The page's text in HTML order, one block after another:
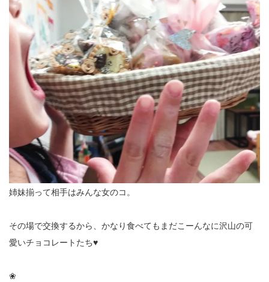
姉妹揃って相手はみんな女のコ。
その場で交換するから、かなり食べてもまだこーんなに沢山の可
愛いチョコレートたち♥
❀